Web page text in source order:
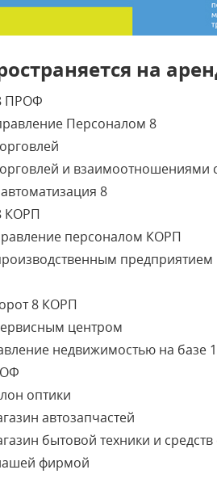
на
ПРОФ
Персоналом 8
и взаимоотношениями
8
КОРП
персоналом КОРП
предприятием
8 КОРП
центром
недвижимостью на базе
оптики
автозапчастей
бытовой техники и средств
фирмой